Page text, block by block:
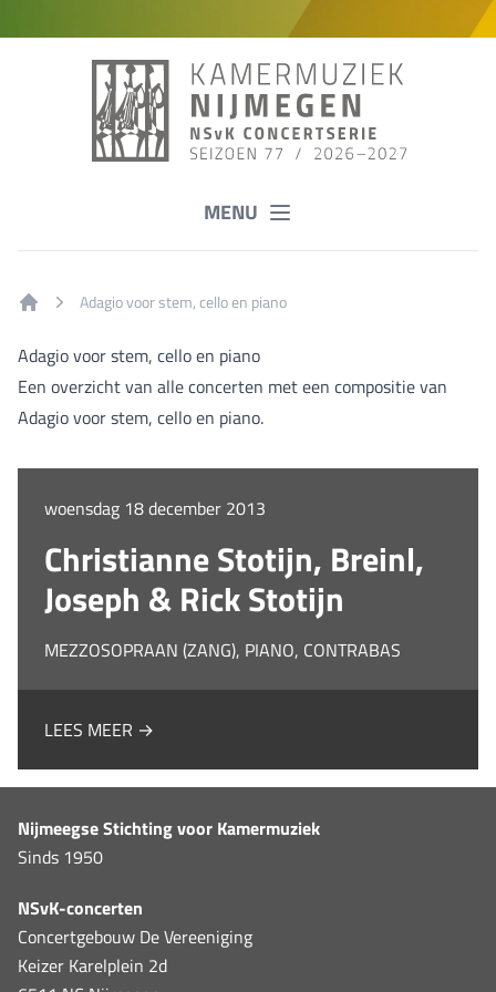
MENU
Adagio voor stem, cello en piano
Adagio voor stem, cello en piano
Een overzicht van alle concerten met een compositie van
Adagio voor stem, cello en piano.
woensdag 18 december 2013
Christianne Stotijn, Breinl,
Joseph & Rick Stotijn
MEZZOSOPRAAN (ZANG), PIANO, CONTRABAS
LEES MEER →
Nijmeegse Stichting voor Kamermuziek
Sinds 1950
NSvK-concerten
Concertgebouw De Vereeniging
Keizer Karelplein 2d